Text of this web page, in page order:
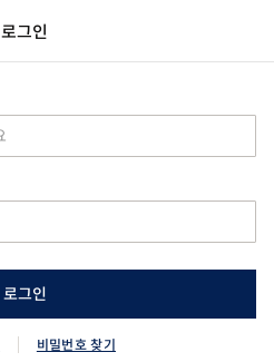
로그인
로그인
비밀번호 찾기